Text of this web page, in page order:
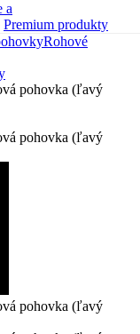
a
Premium produkty
Rohové